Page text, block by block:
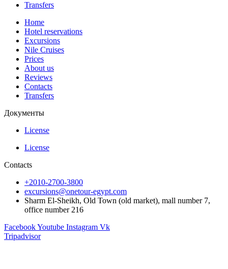
Transfers
Home
Hotel reservations
Excursions
Nile Cruises
Prices
About us
Reviews
Contacts
Transfers
Документы
License
License
Contacts
+2010-2700-3800
excursions@onetour-egypt.com
Sharm El-Sheikh, Old Town (old market), mall number 7,
office number 216
FacebookYoutube Instagram Vk
Tripadvisor